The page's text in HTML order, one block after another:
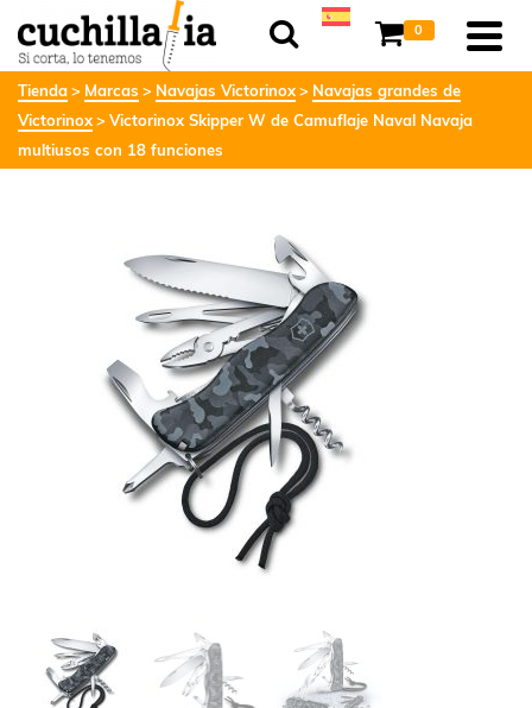
0
Tienda Marcas Navajas Victorinox
Navajas grandes de
Victorinox
Victorinox Skipper W de Camuflaje Naval Navaja
multiusos con 18 funciones